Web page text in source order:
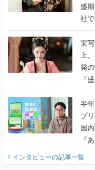
盛
社
『
ん
実
上
発
『
う
半年
プ
国
『
てみ
インタビューの記事一覧